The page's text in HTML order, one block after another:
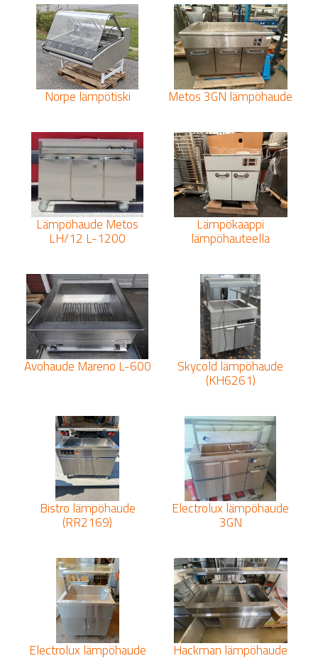
Norpe lämpötiski Metos 3GN lämpöhaude
Lämpöhaude Metos
LH/12 L-1200
Lämpökaappi
lämpöhauteella
Avohaude Mareno L-600 Skycold lämpöhaude
(KH6261)
Bistro lämpöhaude
(RR2169)
Electrolux lämpöhaude
3GN
Electrolux lämpöhaude Hackman lämpöhaude